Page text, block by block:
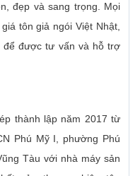
đẹp và sang trọng. Mọi
tôn giả ngói Việt Nhật,
để được tư vấn và hỗ trợ
thành lập năm 2017 từ
Phú Mỹ I, phường Phú
Tàu với nhà máy sản